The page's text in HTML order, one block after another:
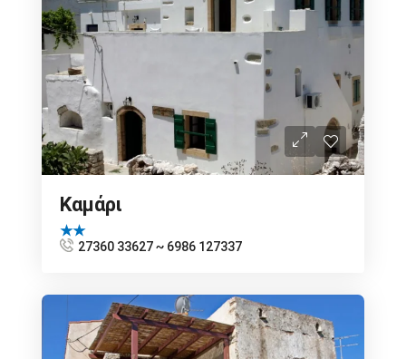
Καμάρι
★★
27360 33627 ~ 6986 127337